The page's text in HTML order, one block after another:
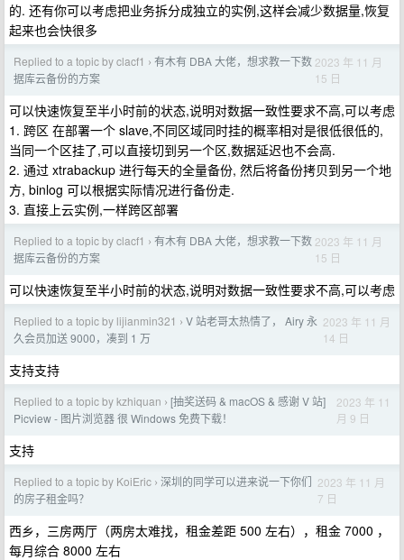
的. 还有你可以考虑把业务拆分成独立的实例,这样会减少数据量,恢复
起来也会快很多
Replied to a topic by clacf1 › 有木有 DBA 大佬，想求教一下数
据库云备份的方案
2023 年 11 月
15 日
可以快速恢复至半小时前的状态,说明对数据一致性要求不高,可以考虑
1. 跨区 在部署一个 slave,不同区域同时挂的概率相对是很低很低的,
当同一个区挂了,可以直接切到另一个区,数据延迟也不会高.
2. 通过 xtrabackup 进行每天的全量备份, 然后将备份拷贝到另一个地
方, binlog 可以根据实际情况进行备份走.
3. 直接上云实例,一样跨区部署
Replied to a topic by clacf1 › 有木有 DBA 大佬，想求教一下数
据库云备份的方案
2023 年 11 月
15 日
可以快速恢复至半小时前的状态,说明对数据一致性要求不高,可以考虑
Replied to a topic by lijianmin321 › V 站老哥太热情了， Airy 永
久会员加送 9000，凑到 1 万
2023 年 11 月
14 日
支持支持
Replied to a topic by kzhiquan › [抽奖送码 & macOS & 感谢 V 站]
Picview - 图片浏览器 很 Windows 免费下载！
2023 年 11
月 9 日
支持
Replied to a topic by KoiEric › 深圳的同学可以进来说一下你们
的房子租金吗？
2023 年 11 月
7 日
西乡，三房两厅（两房太难找，租金差距 500 左右），租金 7000 ，
每月综合 8000 左右